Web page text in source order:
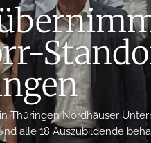
Thüringen Nordhäuser
alle 18 Auszubildende